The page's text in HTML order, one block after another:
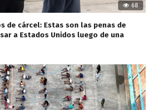
68
de cárcel: Estas son las penas de
a Estados Unidos luego de una